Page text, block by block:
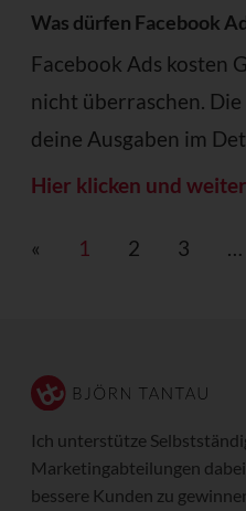
Was dürfen Facebook
Facebook Ads kosten
nicht überraschen.
deine Ausgaben im
Hier klicken und
« 1 2 3 …
Ich unterstütze
Marketingabteilungen
bessere Kunden zu